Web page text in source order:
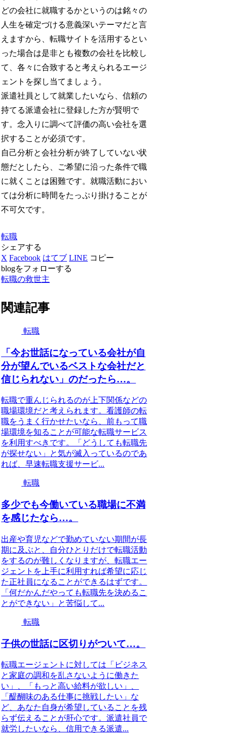
どの会社に就職するかというのは銘々の
人生を確定づける意義深いテーマだと言
えますから、転職サイトを活用するとい
った場合は是非とも複数の会社を比較し
て、各々に合致すると考えられるエージ
ェントを探し当てましょう。
派遣社員として就業したいなら、信頼の
持てる派遣会社に登録した方が賢明で
す。念入りに調べて評価の高い会社を選
択することが必須です。
自己分析と会社分析が終了していない状
態だとしたら、ご希望に沿った条件で職
に就くことは困難です。就職活動におい
ては分析に時間をたっぷり掛けることが
不可欠です。
転職
シェアする
X Facebook はてブ LINE コピー
blogをフォローする
転職の救世主
関連記事
転職
「今お世話になっている会社が自
分が望んでいるベストな会社だと
信じられない」のだったら…。
転職で重んじられるのが上下関係などの
職場環境だと考えられます。看護師の転
職をうまく行かせたいなら、前もって職
場環境を知ることが可能な転職サービス
を利用すべきです。「どうしても転職先
が探せない」と気が滅入っているのであ
れば、早速転職支援サービ...
転職
多少でも今働いている職場に不満
を感じたなら…。
出産や育児などで勤めていない期間が長
期に及ぶと、自分ひとりだけで転職活動
をするのが難しくなりますが、転職エー
ジェントを上手に利用すれば希望に応じ
た正社員になることができるはずです。
「何だかんだやっても転職先を決めるこ
とができない」と苦悩して...
転職
子供の世話に区切りがついて…。
転職エージェントに対しては「ビジネス
と家庭の調和を乱さないように働きた
い」、「もっと高い給料が欲しい」、
「醍醐味のある仕事に挑戦したい」な
ど、あなた自身が希望していることを残
らず伝えることが肝心です。派遣社員で
就労したいなら、信用できる派遣...